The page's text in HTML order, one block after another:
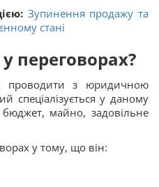
Зупинення продажу та
стані
переговорах?
проводити з юридичною
спеціалізується у даному
майно, задовільне
у тому, що він: